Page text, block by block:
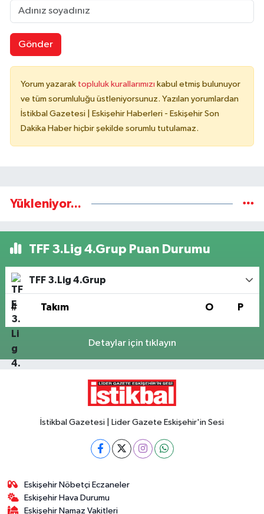
Gönder
Yorum yazarak topluluk kurallarımızı kabul etmiş bulunuyor
ve tüm sorumluluğu üstleniyorsunuz. Yazılan yorumlardan
İstikbal Gazetesi | Eskişehir Haberleri - Eskişehir Son
Dakika Haber hiçbir şekilde sorumlu tutulamaz.
Yükleniyor...
TFF 3.Lig 4.Grup Puan Durumu
TFF 3.Lig 4.Grup
# Takım O P
Detaylar için tıklayın
İstikbal Gazetesi | Lider Gazete Eskişehir'in Sesi
Eskişehir Nöbetçi Eczaneler
Eskişehir Hava Durumu
Eskişehir Namaz Vakitleri